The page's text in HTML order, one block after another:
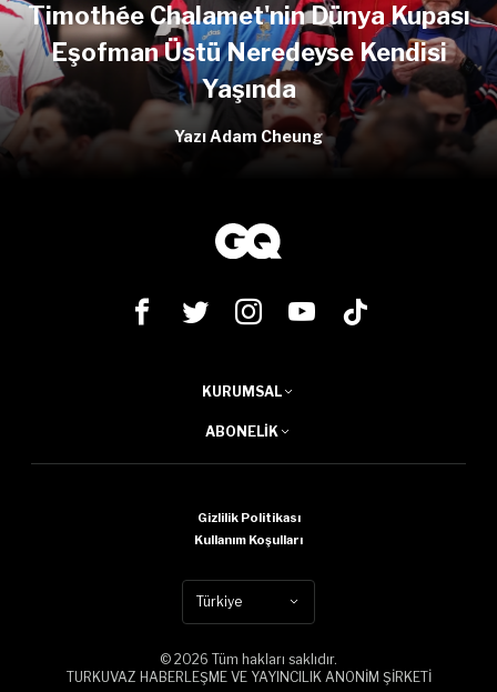
Timothée Chalamet'nin Dünya Kupası
Eşofman Üstü Neredeyse Kendisi
Yaşında
Yazı Adam Cheung
KURUMSAL
ABONELIK
Gizlilik Politikası
Kullanım Koşulları
Türkiye
© 2026 Tüm hakları saklıdır.
TURKUVAZ HABERLEŞME VE YAYINCILIK ANONİM ŞİRKETİ